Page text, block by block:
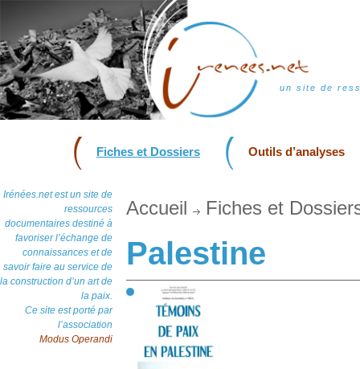
un site de
Fiches et Dossiers Outils d’analyses
Irénées.net est un site de
ressources
documentaires destiné à
favoriser l’échange de
connaissances et de
savoir faire au service de
la construction d’un art de
la paix.
Ce site est porté par
l’association
Modus Operandi
Accueil Fiches et
Palestine